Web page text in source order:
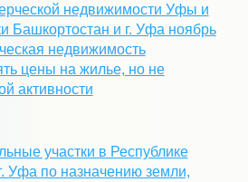
недвижимости Уфы и
Башкортостан и г. Уфа ноябрь
недвижимость
цены на жилье, но не
активности
участки в Республике
Уфа по назначению земли,